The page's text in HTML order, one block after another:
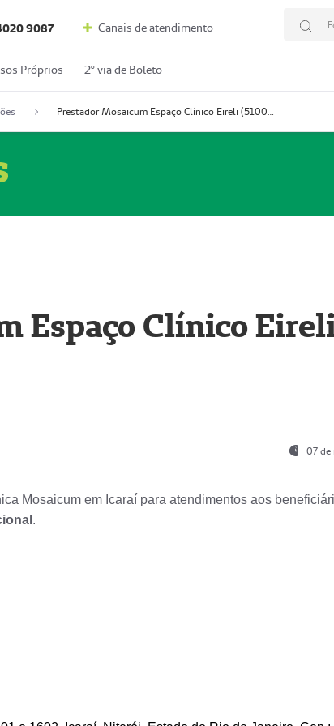
9087 Canais de atendimento
Próprios 2º via de Boleto
Prestador Mosaicum Espaço Clínico Eireli (51004355-5)
Espaço Clínico
07 de
Mosaicum em Icaraí para atendimentos aos
.